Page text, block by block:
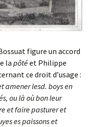
figure un accord
lapôtéet Philippe
ce droit d’usage :
amener lesd. boys en
ou là où bon leur
et faire pasturer et
es paissons et